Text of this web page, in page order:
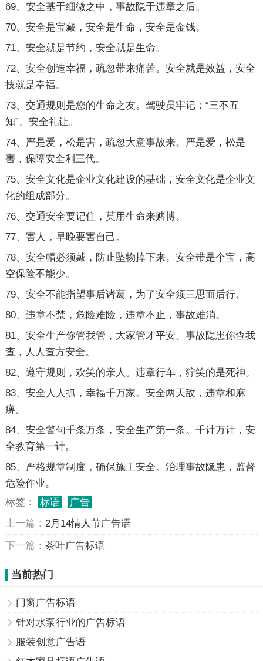
69、安全基于细微之中，事故隐于违章之后。
70、安全是宝藏，安全是生命，安全是金钱。
71、安全就是节约，安全就是生命。
72、安全创造幸福，疏忽带来痛苦。安全就是效益，安全
技就是幸福。
73、交通规则是您的生命之友。驾驶员牢记：“三不五
知”、安全礼让。
74、严是爱，松是害，疏忽大意事故来。严是爱，松是
害，保障安全利三代。
75、安全文化是企业文化建设的基础，安全文化是企业文
化的组成部分。
76、交通安全要记住，莫用生命来赌博。
77、害人，早晚要害自己。
78、安全帽必须戴，防止坠物掉下来。安全带是个宝，高
空保险不能少。
79、安全不能指望事后诸葛，为了安全须三思而后行。
80、违章不禁，危险难险，违章不止，事故难消。
81、安全生产你管我管，大家管才平安。事故隐患你查我
查，人人查方安全。
82、遵守规则，欢笑的亲人。违章行车，狞笑的是死神。
83、安全人人抓，幸福千万家。安全两天敌，违章和麻
痹。
84、安全警句千条万条，安全生产第一条。千计万计，安
全教育第一计。
85、严格规章制度，确保施工安全。治理事故隐患，监督
危险作业。
标签：
标语
广告
上一篇： 2月14情人节广告语
下一篇： 茶叶广告标语
当前热门
门窗广告标语
针对水泵行业的广告标语
服装创意广告语